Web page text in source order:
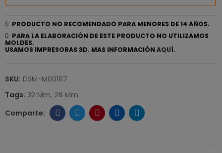
PRODUCTO NO RECOMENDADO PARA MENORES DE 14 AÑOS.
PARA LA ELABORACIÓN DE ESTE PRODUCTO NO UTILIZAMOS
MOLDES.
USAMOS IMPRESORAS 3D. MAS INFORMACIÓN AQUÍ.
SKU: DSM-M00187
Tags: 32 Mm 28 Mm